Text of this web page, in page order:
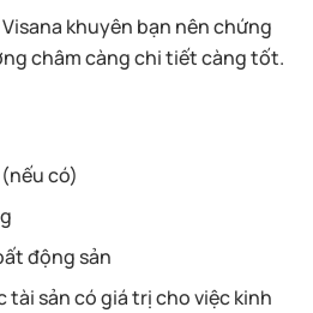
khuyên bạn nên chứng
châm càng chi tiết càng tốt.
có)
động sản
tài sản có giá trị cho việc kinh